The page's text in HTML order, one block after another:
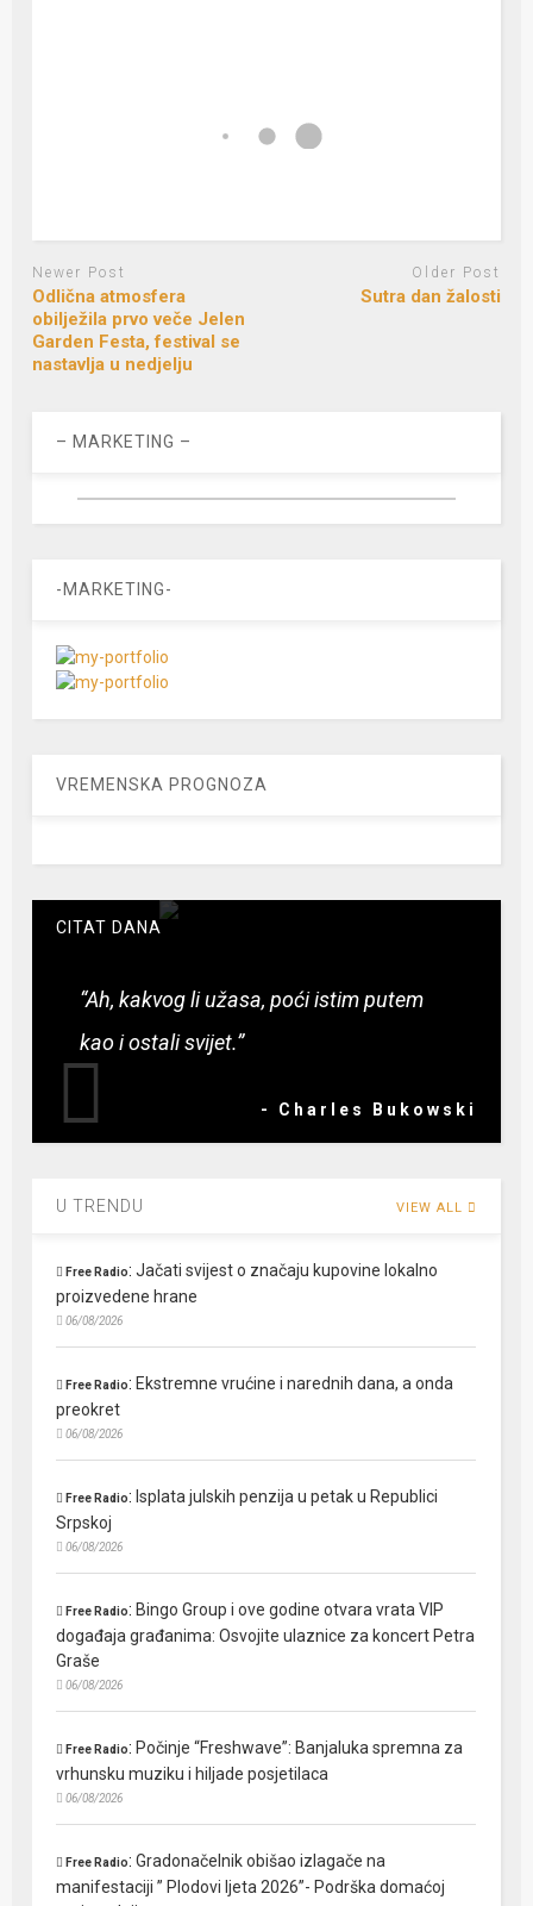
Newer Post
Odlična atmosfera
obilježila prvo veče Jelen
Garden Festa, festival se
nastavlja u nedjelju
Older Post
Sutra dan žalosti
– MARKETING –
-MARKETING-
VREMENSKA PROGNOZA
CITAT DANA
“Ah, kakvog li užasa, poći istim putem
kao i ostali svijet.”
- Charles Bukowski
U TRENDU VIEW ALL
Free Radio:Jačati svijest o značaju kupovine lokalno
proizvedene hrane
06/08/2026
Free Radio: Ekstremne vrućine i narednih dana, a onda
preokret
06/08/2026
Free Radio: Isplata julskih penzija u petak u Republici
Srpskoj
06/08/2026
Free Radio: Bingo Group i ove godine otvara vrata VIP
događaja građanima: Osvojite ulaznice za koncert Petra
Graše
06/08/2026
Free Radio: Počinje “Freshwave”: Banjaluka spremna za
vrhunsku muziku i hiljade posjetilaca
06/08/2026
Free Radio:Gradonačelnik obišao izlagače na
manifestaciji ” Plodovi ljeta 2026”- Podrška domaćoj